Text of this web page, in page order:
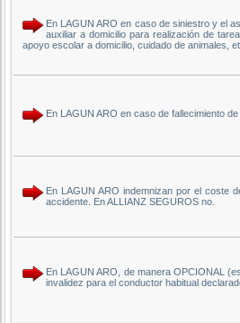
En LAGUN ARO en caso de siniestro y el
auxiliar a domicilio para realización de
apoyo escolar a domicilio, cuidado de animales,
En LAGUN ARO en caso de fallecimiento
En LAGUN ARO indemnizan por el coste
accidente. En ALLIANZ SEGUROS no.
En LAGUN ARO, de manera OPCIONAL
invalidez para el conductor habitual